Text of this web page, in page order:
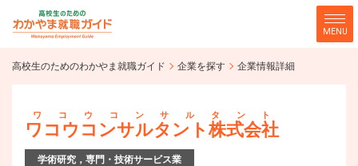
企業を探す
高校生のためのわかやま就職ガ
MENU
高校生のためのわかやま就職ガイド 企業を探す 企業情報詳細
ワコウコンサルタント株式会社
ワコウコンサルタント
学術研究，専門・技術サービス業